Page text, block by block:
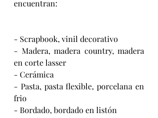
encuentran:
- Scrapbook, vinil decorativo
- Madera, madera country, madera
en corte lasser
- Cerámica
- Pasta, pasta flexible, porcelana en
frio
- Bordado, bordado en listón